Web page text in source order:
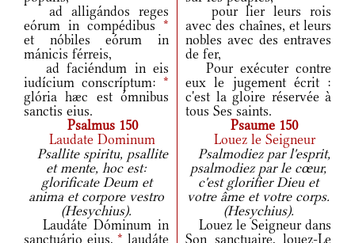
ad alligándos reges
eórum in compédibus *
et nóbiles eórum in
mánicis férreis,
pour lier leurs rois
avec des chaînes, et leurs
nobles avec des entraves
de fer,
ad faciéndum in eis
iudícium conscríptum: *
glória hæc est ómnibus
sanctis eius.
Pour exécuter contre
eux le jugement écrit :
c'est la gloire réservée à
tous Ses saints.
Psalmus 150
Psaume 150
Laudate Dominum
Louez le Seigneur
Psallite spiritu, psallite
et mente, hoc est:
glorificate Deum et
anima et corpore vestro
(Hesychius).
Psalmodiez par l'esprit,
psalmodiez par le cœur,
c'est glorifier Dieu et
votre âme et votre corps.
(Hesychius).
Laudáte Dóminum in
sanctuário eius,* laudáte
Louez le Seigneur dans
Son sanctuaire, louez-Le